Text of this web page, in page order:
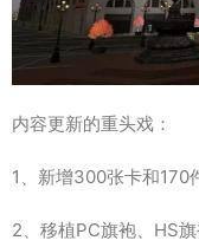
内容更新的重头戏：
1、新增300张卡和170
2、移植PC旗袍、HS